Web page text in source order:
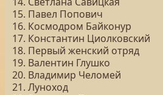
15. Павел Попович
16. Космодром Байконур
17. Константин Циолковский
18. Первый женский отряд
19. Валентин Глушко
20. Владимир Челомей
21. Луноход